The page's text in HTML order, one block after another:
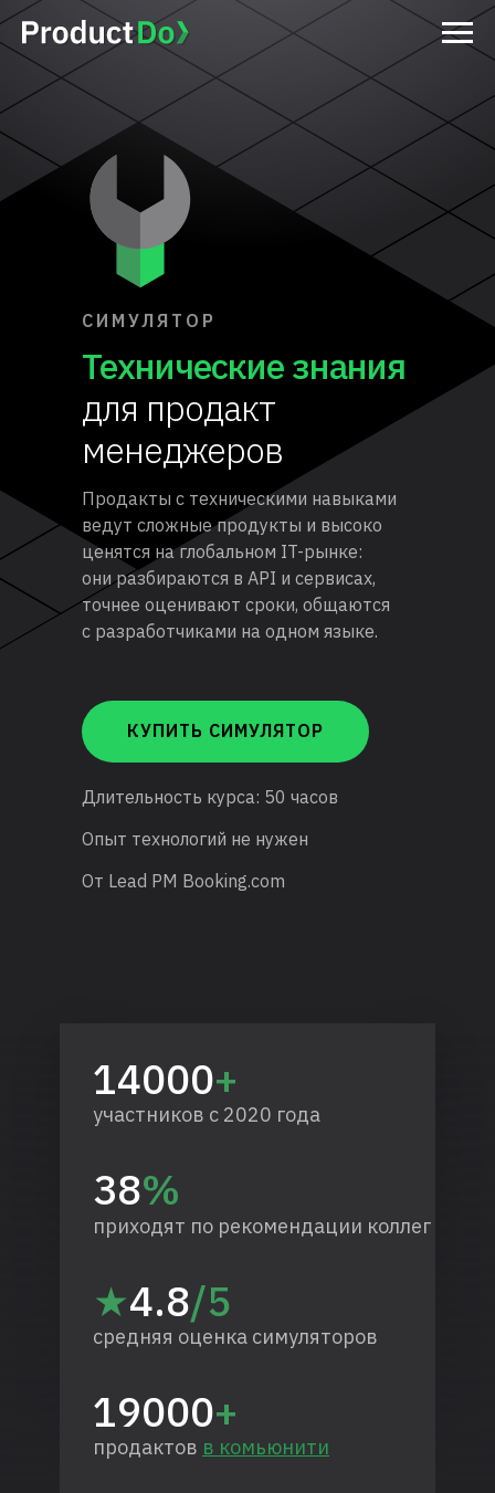
Продакты с техническими навыками
ведут сложные продукты и высоко
ценятся на глобальном IT-рынке:
они разбираются в API и сервисах,
точнее оценивают сроки, общаются
с разработчиками на одном языке.
Технические знания
для продакт
менеджеров
СИМУЛЯТОР
КУПИТЬ СИМУЛЯТОР
От Lead PM Booking.com
Опыт технологий не нужен
Длительность курса: 50 часов
14000+
38%
★4.8/5
участников с 2020 года
приходят по рекомендации коллег
средняя оценка симуляторов
19000+
продактов в комьюнити